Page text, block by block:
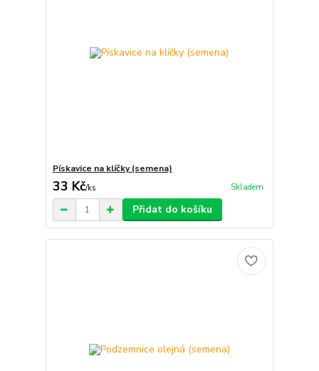
Pískavice na klíčky (semena)
33 Kč/ks Skladem
Přidat do košíku